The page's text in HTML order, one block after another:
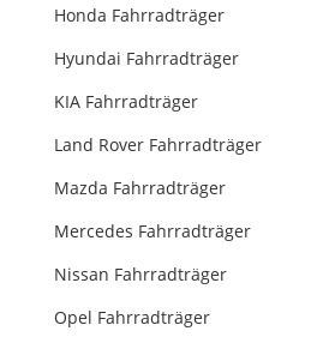
Honda Fahrradträger
Hyundai Fahrradträger
KIA Fahrradträger
Land Rover Fahrradträger
Mazda Fahrradträger
Mercedes Fahrradträger
Nissan Fahrradträger
Opel Fahrradträger